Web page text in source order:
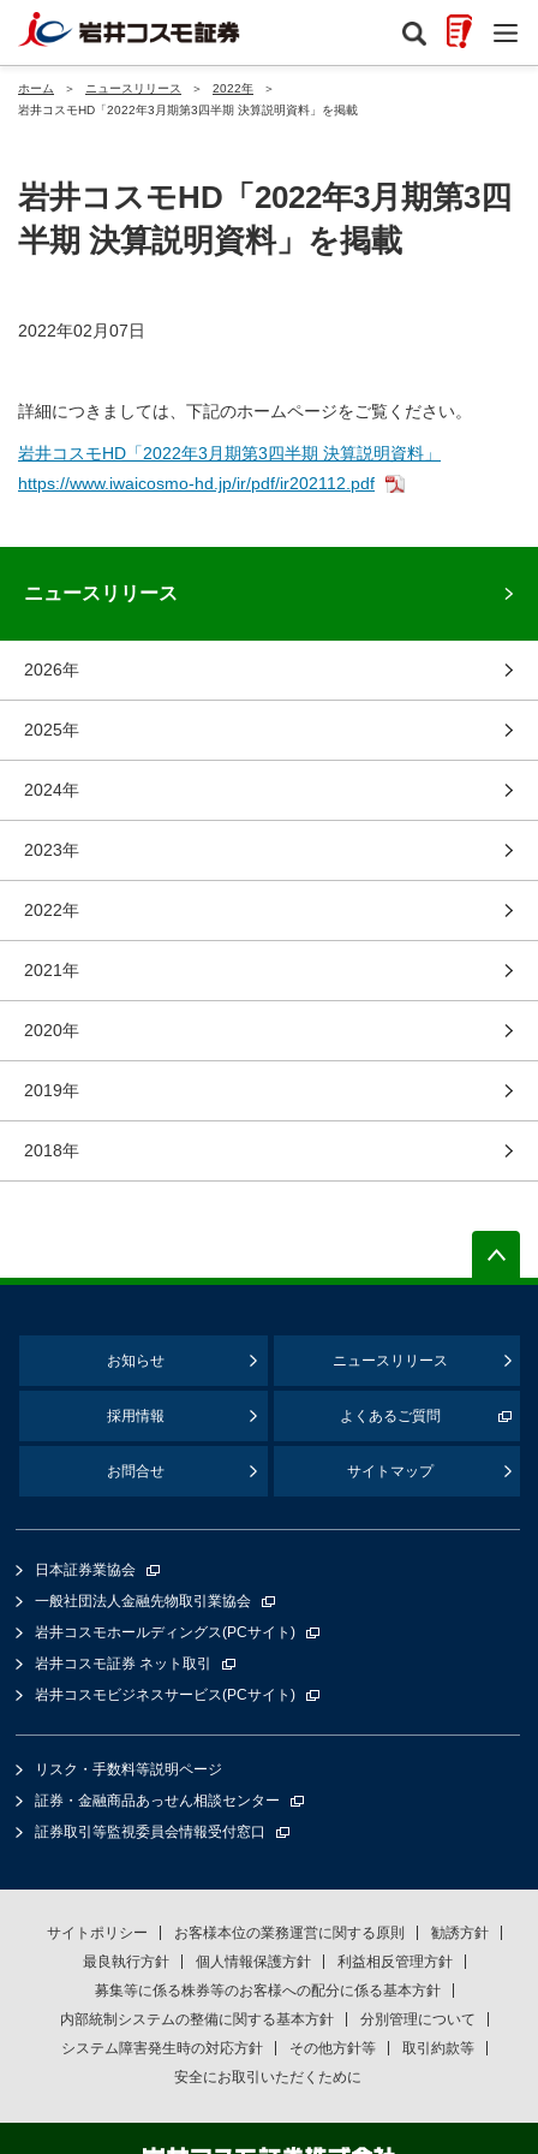
ホーム ＞ ニュースリリース ＞ 2022年
＞
岩井コスモHD「2022年3月期第3四半期 決算説明資料」を掲載
岩井コスモHD「2022年3月期第3四
半期 決算説明資料」を掲載
2022年02月07日
詳細につきましては、下記のホームページをご覧ください。
岩井コスモHD「2022年3月期第3四半期 決算説明資料」
https://www.iwaicosmo-hd.jp/ir/pdf/ir202112.pdf
ニュースリリース
2026年
2025年
2024年
2023年
2022年
2021年
2020年
2019年
2018年
お知らせ ニュースリリース
採用情報 よくあるご質問
お問合せ サイトマップ
日本証券業協会
一般社団法人金融先物取引業協会
岩井コスモホールディングス(PCサイト)
岩井コスモ証券 ネット取引
岩井コスモビジネスサービス(PCサイト)
リスク・手数料等説明ページ
証券・金融商品あっせん相談センター
証券取引等監視委員会情報受付窓口
サイトポリシー お客様本位の業務運営に関する原則
勧誘方針
最良執行方針
個人情報保護方針
利益相反管理方針
募集等に係る株券等のお客様への配分に係る基本方針
内部統制システムの整備に関する基本方針
分別管理について
システム障害発生時の対応方針
その他方針等
取引約款等
安全にお取引いただくために